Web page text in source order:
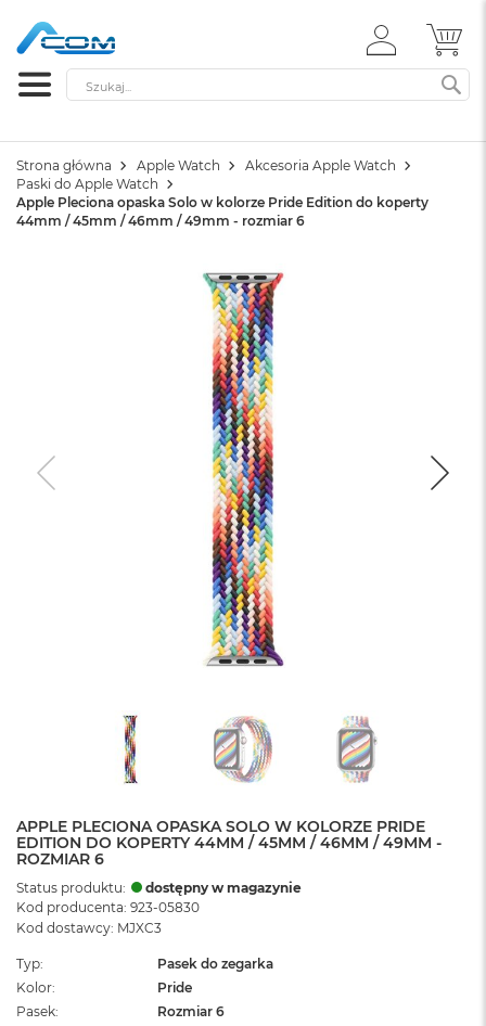
ZALOGUJ
SIĘ
Szukaj
Strona główna Apple Watch
Akcesoria Apple Watch
Paski do Apple Watch
Apple Pleciona opaska Solo w kolorze Pride Edition do koperty
44mm / 45mm / 46mm / 49mm - rozmiar 6
APPLE PLECIONA OPASKA SOLO W KOLORZE PRIDE
EDITION DO KOPERTY 44MM / 45MM / 46MM / 49MM -
ROZMIAR 6
Status produktu:
dostępny w magazynie
Kod producenta: 923-05830
Kod dostawcy: MJXC3
Typ
Pasek do zegarka
Kolor
Pride
Pasek
Rozmiar 6